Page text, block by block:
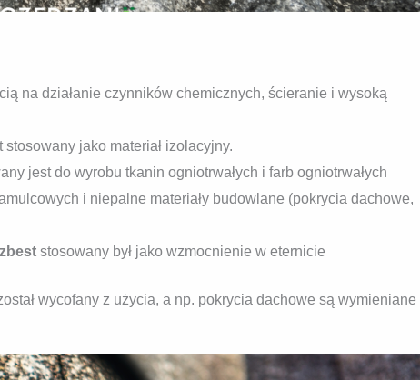
na działanie czynników chemicznych, ścieranie i wysoką
stosowany jako materiał izolacyjny.
jest do wyrobu tkanin ogniotrwałych i farb ogniotrwałych
i niepalne materiały budowlane (pokrycia dachowe,
stosowany był jako wzmocnienie w eternicie
wycofany z użycia, a np. pokrycia dachowe są wymieniane